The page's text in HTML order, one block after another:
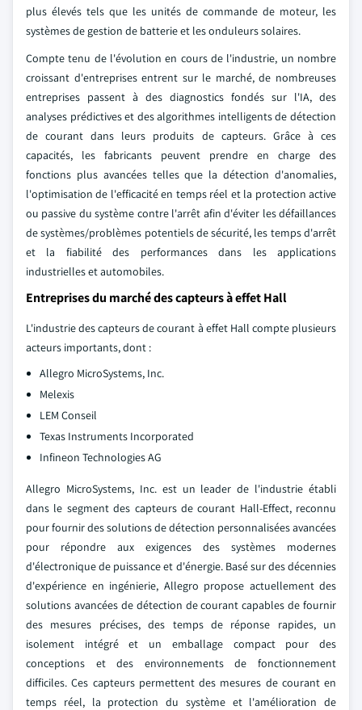
plus élevés tels que les unités de commande de moteur, les
systèmes de gestion de batterie et les onduleurs solaires.
Compte tenu de l'évolution en cours de l'industrie, un nombre
croissant d'entreprises entrent sur le marché, de nombreuses
entreprises passent à des diagnostics fondés sur l'IA, des
analyses prédictives et des algorithmes intelligents de détection
de courant dans leurs produits de capteurs. Grâce à ces
capacités, les fabricants peuvent prendre en charge des
fonctions plus avancées telles que la détection d'anomalies,
l'optimisation de l'efficacité en temps réel et la protection active
ou passive du système contre l'arrêt afin d'éviter les défaillances
de systèmes/problèmes potentiels de sécurité, les temps d'arrêt
et la fiabilité des performances dans les applications
industrielles et automobiles.
Entreprises du marché des capteurs à effet Hall
L'industrie des capteurs de courant à effet Hall compte plusieurs
acteurs importants, dont :
Allegro MicroSystems, Inc.
Melexis
LEM Conseil
Texas Instruments Incorporated
Infineon Technologies AG
Allegro MicroSystems, Inc. est un leader de l'industrie établi
dans le segment des capteurs de courant Hall-Effect, reconnu
pour fournir des solutions de détection personnalisées avancées
pour répondre aux exigences des systèmes modernes
d'électronique de puissance et d'énergie. Basé sur des décennies
d'expérience en ingénierie, Allegro propose actuellement des
solutions avancées de détection de courant capables de fournir
des mesures précises, des temps de réponse rapides, un
isolement intégré et un emballage compact pour des
conceptions et des environnements de fonctionnement
difficiles. Ces capteurs permettent des mesures de courant en
temps réel, la protection du système et l'amélioration de